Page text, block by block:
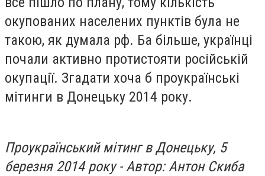
окупованих населених пунктів була не
такою, як думала рф. Ба більше, українці
почали активно протистояти російській
окупації. Згадати хоча б проукраїнські
мітинги в Донецьку 2014 року.
Проукраїнський мітинг в Донецьку, 5
березня 2014 року - Автор: Антон Скиба